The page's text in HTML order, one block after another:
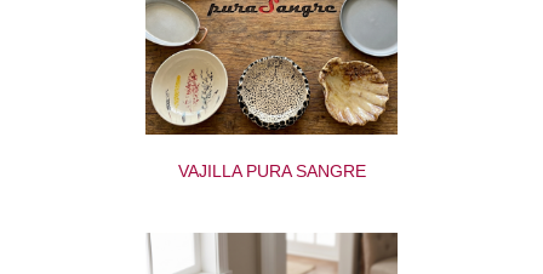
VAJILLA PURA SANGRE